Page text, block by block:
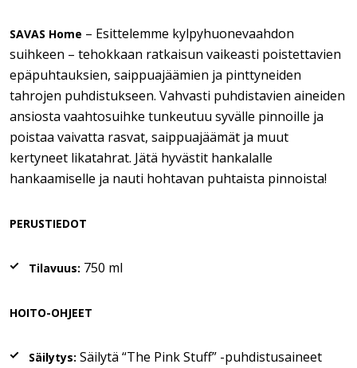
SAVAS Home – Esittelemme kylpyhuonevaahdon
suihkeen – tehokkaan ratkaisun vaikeasti poistettavien
epäpuhtauksien, saippuajäämien ja pinttyneiden
tahrojen puhdistukseen. Vahvasti puhdistavien aineiden
ansiosta vaahtosuihke tunkeutuu syvälle pinnoille ja
poistaa vaivatta rasvat, saippuajäämät ja muut
kertyneet likatahrat. Jätä hyvästit hankalalle
hankaamiselle ja nauti hohtavan puhtaista pinnoista!
PERUSTIEDOT
Tilavuus: 750 ml
HOITO-OHJEET
Säilytys: Säilytä “The Pink Stuff” -puhdistusaineet